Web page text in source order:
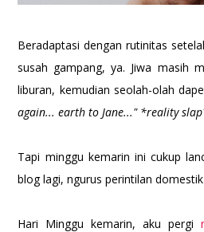
Beradaptasi dengan rutinitas
susah gampang, ya. Jiwa masih
liburan, kemudian seolah-olah
again... earth to Jane..." *reality
Tapi minggu kemarin ini cukup
blog lagi, ngurus perintilan
Hari Minggu kemarin, aku pergi